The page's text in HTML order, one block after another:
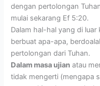
dengan pertolongan
mulai sekarang Ef 5:20.
Dalam hal-hal yang di
berbuat apa-apa,
pertolongan dari Tuhan.
Dalam masa ujian atau
tidak mengerti (mengapa